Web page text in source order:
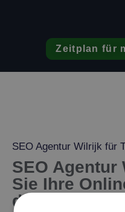
Zeitplan für
SEO Agentur Wilrijk für
SEO
Sie Ihre
der Region